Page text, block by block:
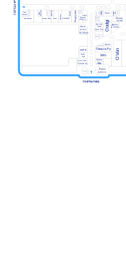
O'stin
Papa
John’s
Фарма
Собрание
1001
Пальто.Ру
FEMME
Женский
Мужской код
Фэшн Мен
Sasha
Style
СОГО
Дом Природы
Ив Роше
Adamas
Аптека
Книгомагия
Дарывостока
Четыре Лапы
МТС
Modi Leran
Билайн Подружка Gipfel
Веселая
затея
Для тебя
Марс
Офис Стиль
обувь
Oodgi
VIVAOBUV Respect
Пятая
точка
Дело
GoldenLife Айкрафт
Coffee Way
Постель